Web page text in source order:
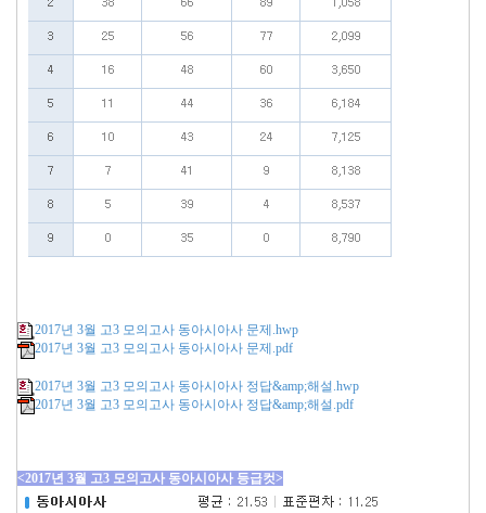
2017년 3월 고3 모의고사 동아시아사 문제.hwp
2017년 3월 고3 모의고사 동아시아사 문제.pdf
2017년 3월 고3 모의고사 동아시아사 정답&amp;해설.hwp
2017년 3월 고3 모의고사 동아시아사 정답&amp;해설.pdf
<2017년 3월 고3 모의고사 동아시아사 등급컷>